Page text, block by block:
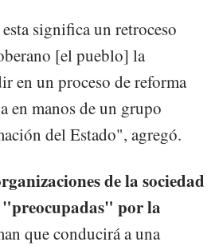
significa un retroceso
[el pueblo] la
en un proceso de reforma
en manos de un grupo
del Estado", agregó.
de la sociedad
por la
que conducirá a una